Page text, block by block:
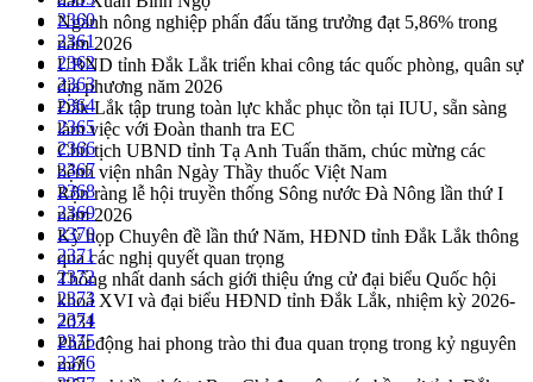
Ngành nông nghiệp phấn đấu tăng trưởng đạt 5,86% trong
năm 2026
UBND tỉnh Đắk Lắk triển khai công tác quốc phòng, quân sự
địa phương năm 2026
Đắk Lắk tập trung toàn lực khắc phục tồn tại IUU, sẵn sàng
làm việc với Đoàn thanh tra EC
Chủ tịch UBND tỉnh Tạ Anh Tuấn thăm, chúc mừng các
bệnh viện nhân Ngày Thầy thuốc Việt Nam
Rộn ràng lễ hội truyền thống Sông nước Đà Nông lần thứ I
năm 2026
Kỳ họp Chuyên đề lần thứ Năm, HĐND tỉnh Đắk Lắk thông
qua các nghị quyết quan trọng
Thống nhất danh sách giới thiệu ứng cử đại biểu Quốc hội
khoá XVI và đại biểu HĐND tỉnh Đắk Lắk, nhiệm kỳ 2026-
2031
Phát động hai phong trào thi đua quan trọng trong kỷ nguyên
mới
2360
2361
2362
2363
2364
2365
2366
2367
2368
2369
2370
2371
2372
2373
2374
2375
2376